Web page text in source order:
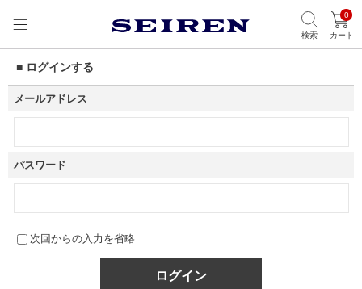
検索
0
カート
■ ログインする
メールアドレス
パスワード
次回からの入力を省略
ログイン